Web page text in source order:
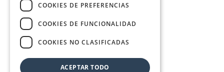
COOKIES DE PREFERENCIAS
COOKIES DE FUNCIONALIDAD
COOKIES NO CLASIFICADAS
ACEPTAR TODO